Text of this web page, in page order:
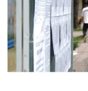
Tin nóng
Tư vấn luật